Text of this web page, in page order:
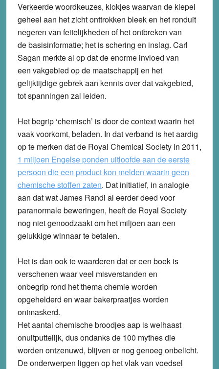
Verkeerde woordkeuzes, klokjes waarvan de klepel
geheel aan het zicht onttrokken bleek en het ronduit
negeren van feitelijkheden of het ontbreken van
de basisinformatie; het is schering en inslag. Carl
Sagan merkte al op dat de enorme invloed van
een vakgebied op de maatschappij en het
gelijktijdige gebrek aan kennis over dat vakgebied,
tot spanningen zal leiden.
Het begrip ‘chemisch’ is door de context waarin het
vaak voorkomt, beladen. In dat verband is het aardig
op te merken dat de Royal Chemical Society in 2011,
1 miljoen Engelse ponden uitloofde aan de eerste
persoon die een product kon melden waarin geen
chemische stoffen zaten. Dat initiatief, in analogie
aan dat wat James Randi al eerder deed voor
paranormale beweringen, heeft de Royal Society
nog niet genoodzaakt om het miljoen aan een
gelukkige winnaar te betalen.
Het is dan ook te waarderen dat er een boek is
verschenen waar veel misverstanden en
onbegrip rond het thema chemie worden
opgehelderd en waar bakerpraatjes worden
ontmaskerd.
Het aantal chemische broodjes aap is welhaast
onuitputtelijk, dus ondanks de 100 mythes die
worden ontzenuwd, blijven er nog genoeg onbelicht.
De onderwerpen liggen op het vlak van voedsel